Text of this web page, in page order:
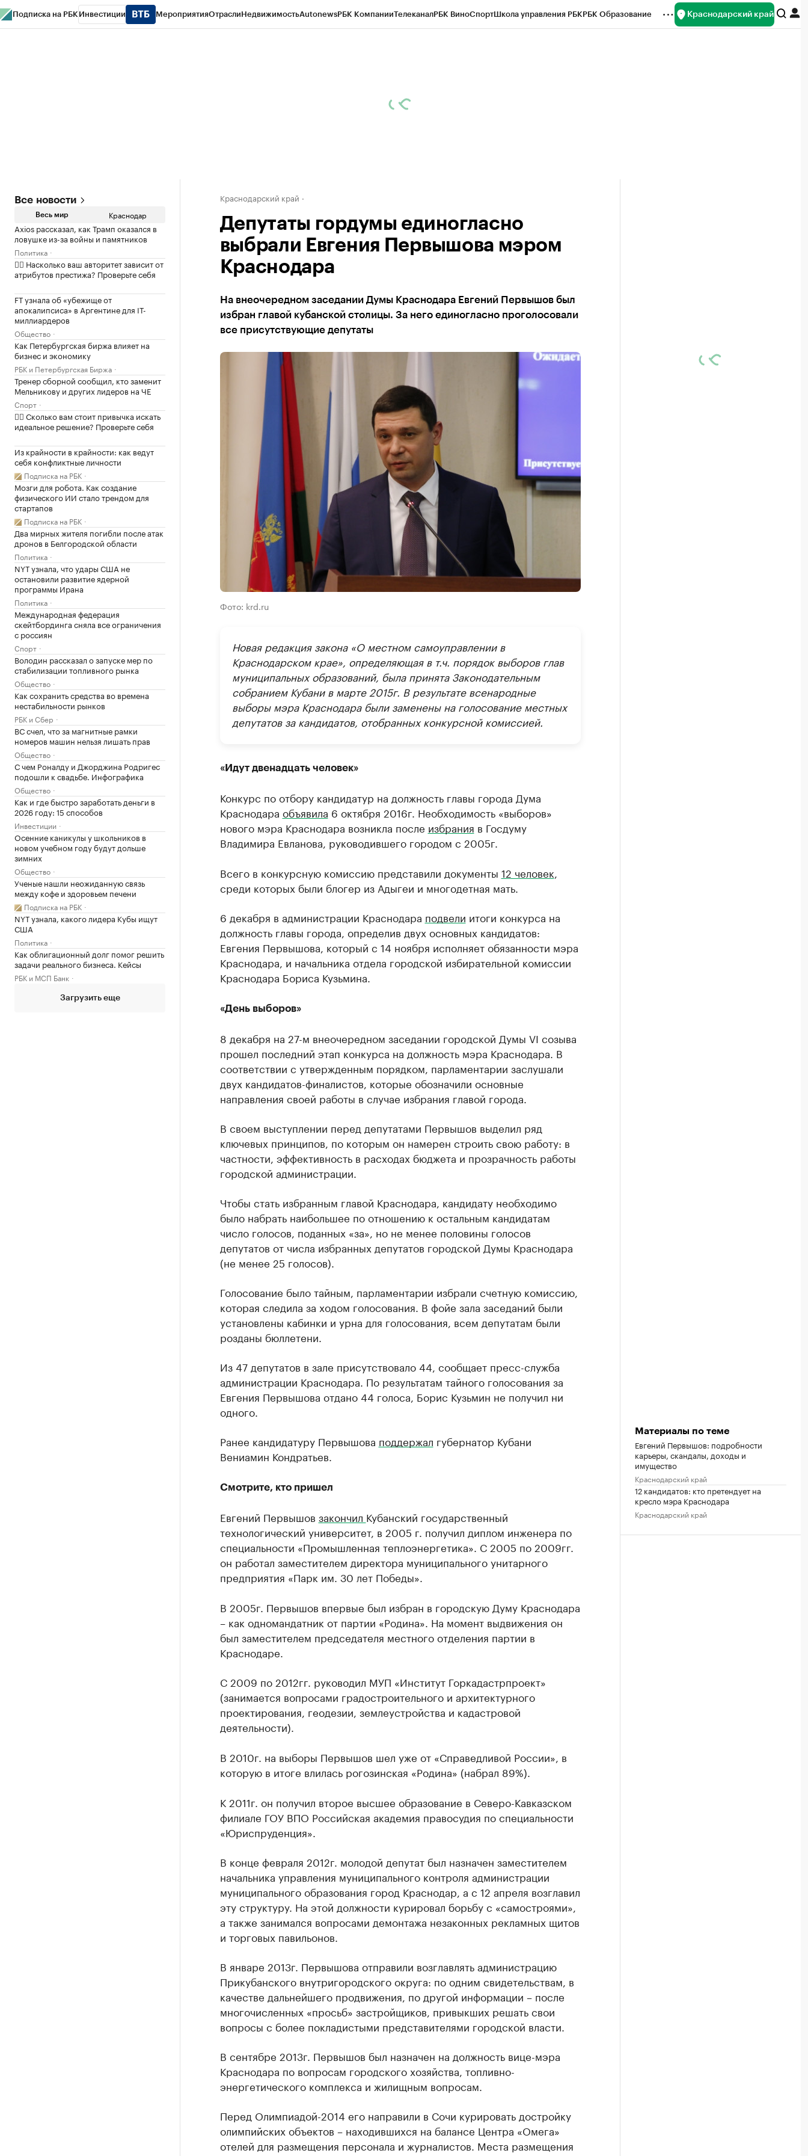
Подписка на РБК Инвестиции МероприятияОтраслиНедвижимостьAutonewsРБК КомпанииТелеканалРБК ВиноСпортШкола управления РБКРБК Образование Краснодарский край
Все новости
Весь мир Краснодар
Axios рассказал, как Трамп оказался в
ловушке из-за войны и памятников
Политика
✍🏻 Насколько ваш авторитет зависит от
атрибутов престижа? Проверьте себя
FT узнала об «убежище от
апокалипсиса» в Аргентине для IT-
миллиардеров
Общество
Как Петербургская биржа влияет на
бизнес и экономику
РБК и Петербургская Биржа
Тренер сборной сообщил, кто заменит
Мельникову и других лидеров на ЧЕ
Спорт
✍🏻 Сколько вам стоит привычка искать
идеальное решение? Проверьте себя
Из крайности в крайности: как ведут
себя конфликтные личности
Подписка на РБК
Мозги для робота. Как создание
физического ИИ стало трендом для
стартапов
Подписка на РБК
Два мирных жителя погибли после атак
дронов в Белгородской области
Политика
NYT узнала, что удары США не
остановили развитие ядерной
программы Ирана
Политика
Международная федерация
скейтбординга сняла все ограничения
с россиян
Спорт
Володин рассказал о запуске мер по
стабилизации топливного рынка
Общество
Как сохранить средства во времена
нестабильности рынков
РБК и Сбер
ВС счел, что за магнитные рамки
номеров машин нельзя лишать прав
Общество
С чем Роналду и Джорджина Родригес
подошли к свадьбе. Инфографика
Общество
Как и где быстро заработать деньги в
2026 году: 15 способов
Инвестиции
Осенние каникулы у школьников в
новом учебном году будут дольше
зимних
Общество
Ученые нашли неожиданную связь
между кофе и здоровьем печени
Подписка на РБК
NYT узнала, какого лидера Кубы ищут
США
Политика
Как облигационный долг помог решить
задачи реального бизнеса. Кейсы
РБК и МСП Банк
Загрузить еще
Краснодарский край
Депутаты гордумы единогласно
выбрали Евгения Первышова мэром
Краснодара
На внеочередном заседании Думы Краснодара Евгений Первышов был
избран главой кубанской столицы. За него единогласно проголосовали
все присутствующие депутаты
Фото: krd.ru
Новая редакция закона «О местном самоуправлении в
Краснодарском крае», определяющая в т.ч. порядок выборов глав
муниципальных образований, была принята Законодательным
собранием Кубани в марте 2015г. В результате всенародные
выборы мэра Краснодара были заменены на голосование местных
депутатов за кандидатов, отобранных конкурсной комиссией.
«Идут двенадцать человек»
Конкурс по отбору кандидатур на должность главы города Дума
Краснодара объявила 6 октября 2016г. Необходимость «выборов»
нового мэра Краснодара возникла после избрания в Госдуму
Владимира Евланова, руководившего городом с 2005г.
Всего в конкурсную комиссию представили документы 12 человек
среди которых были блогер из Адыгеи и многодетная мать.
6 декабря в администрации Краснодара подвели итоги конкурса на
должность главы города, определив двух основных кандидатов:
Евгения Первышова, который с 14 ноября исполняет обязанности мэра
Краснодара, и начальника отдела городской избирательной комиссии
Краснодара Бориса Кузьмина.
«День выборов»
8 декабря на 27-м внеочередном заседании городской Думы VI созыва
прошел последний этап конкурса на должность мэра Краснодара. В
соответствии с утвержденным порядком, парламентарии заслушали
двух кандидатов-финалистов, которые обозначили основные
направления своей работы в случае избрания главой города.
В своем выступлении перед депутатами Первышов выделил ряд
ключевых принципов, по которым он намерен строить свою работу: в
частности, эффективность в расходах бюджета и прозрачность работы
городской администрации.
Чтобы стать избранным главой Краснодара, кандидату необходимо
было набрать наибольшее по отношению к остальным кандидатам
число голосов, поданных «за», но не менее половины голосов
депутатов от числа избранных депутатов городской Думы Краснодара
(не менее 25 голосов).
Голосование было тайным, парламентарии избрали счетную комиссию,
которая следила за ходом голосования. В фойе зала заседаний были
установлены кабинки и урна для голосования, всем депутатам были
розданы бюллетени.
Из 47 депутатов в зале присутствовало 44, сообщает пресс-служба
администрации Краснодара. По результатам тайного голосования за
Евгения Первышова отдано 44 голоса, Борис Кузьмин не получил ни
одного.
Ранее кандидатуру Первышова поддержал губернатор Кубани
Вениамин Кондратьев.
Смотрите, кто пришел
Евгений Первышов закончил Кубанский государственный
технологический университет, в 2005 г. получил диплом инженера по
специальности «Промышленная теплоэнергетика». С 2005 по 2009гг.
он работал заместителем директора муниципального унитарного
предприятия «Парк им. 30 лет Победы».
В 2005г. Первышов впервые был избран в городскую Думу Краснодара
– как одномандатник от партии «Родина». На момент выдвижения он
был заместителем председателя местного отделения партии в
Краснодаре.
С 2009 по 2012гг. руководил МУП «Институт Горкадастрпроект»
(занимается вопросами градостроительного и архитектурного
проектирования, геодезии, землеустройства и кадастровой
деятельности).
В 2010г. на выборы Первышов шел уже от «Справедливой России», в
которую в итоге влилась рогозинская «Родина» (набрал 89%).
К 2011г. он получил второе высшее образование в Северо-Кавказском
филиале ГОУ ВПО Российская академия правосудия по специальности
«Юриспруденция».
В конце февраля 2012г. молодой депутат был назначен заместителем
начальника управления муниципального контроля администрации
муниципального образования город Краснодар, а с 12 апреля возглавил
эту структуру. На этой должности курировал борьбу с «самостроями»,
а также занимался вопросами демонтажа незаконных рекламных щитов
и торговых павильонов.
В январе 2013г. Первышова отправили возглавлять администрацию
Прикубанского внутригородского округа: по одним свидетельствам, в
качестве дальнейшего продвижения, по другой информации – после
многочисленных «просьб» застройщиков, привыкших решать свои
вопросы с более покладистыми представителями городской власти.
В сентябре 2013г. Первышов был назначен на должность вице-мэра
Краснодара по вопросам городского хозяйства, топливно-
энергетического комплекса и жилищным вопросам.
Перед Олимпиадой-2014 его направили в Сочи курировать достройку
олимпийских объектов – находившихся на балансе Центра «Омега»
отелей для размещения персонала и журналистов. Места размещения
Материалы по теме
Евгений Первышов: подробности
карьеры, скандалы, доходы и
имущество
Краснодарский край
12 кандидатов: кто претендует на
кресло мэра Краснодара
Краснодарский край